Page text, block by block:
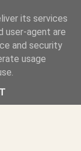
нови книги
·
its services
user-agent are
and security
usage